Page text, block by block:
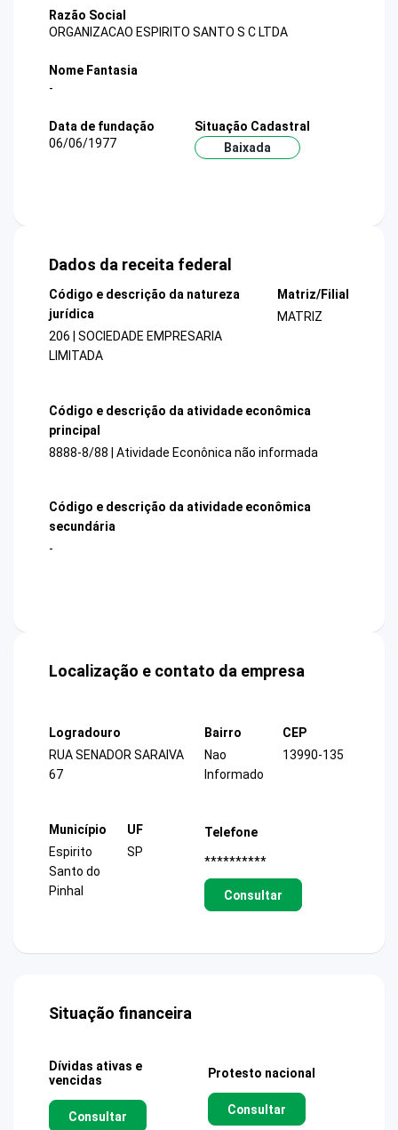
Razão Social
ORGANIZACAO ESPIRITO SANTO S C LTDA
Nome Fantasia
-
Data de fundação
06/06/1977
Situação Cadastral
Baixada
Dados da receita federal
Código e descrição da natureza
jurídica
206 | SOCIEDADE EMPRESARIA
LIMITADA
Matriz/Filial
MATRIZ
Código e descrição da atividade econômica
principal
8888-8/88 | Atividade Econônica não informada
Código e descrição da atividade econômica
secundária
-
Localização e contato da empresa
Logradouro
RUA SENADOR SARAIVA
67
Bairro
Nao
Informado
CEP
13990-135
Município
Espirito
Santo do
Pinhal
UF
SP
Telefone
**********
Consultar
Situação financeira
Dívidas ativas e
vencidas
Consultar
Protesto nacional
Consultar